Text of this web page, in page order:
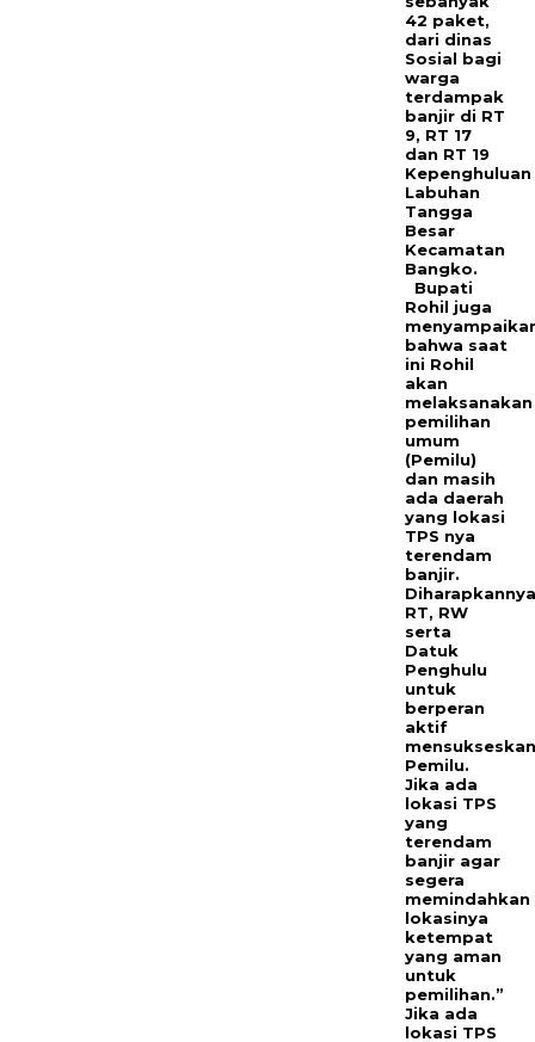
42 paket,
dari dinas
Sosial bagi
warga
terdampak
banjir di RT
9, RT 17
dan RT 19
Kepenghuluan
Labuhan
Tangga
Besar
Kecamatan
Bangko.
Bupati
Rohil juga
bahwa saat
ini Rohil
akan
melaksanakan
pemilihan
umum
(Pemilu)
dan masih
ada daerah
yang lokasi
TPS nya
terendam
banjir.
RT, RW
serta
Datuk
Penghulu
untuk
berperan
aktif
Pemilu.
Jika ada
lokasi TPS
yang
terendam
banjir agar
segera
memindahkan
lokasinya
ketempat
yang aman
untuk
pemilihan.”
Jika ada
lokasi TPS